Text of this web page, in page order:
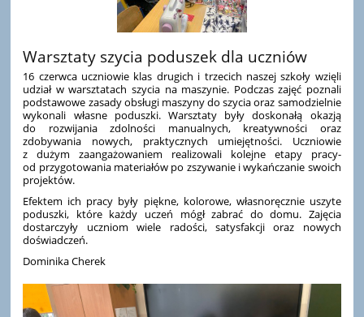
Warsztaty szycia poduszek dla uczniów
16 czerwca uczniowie klas drugich i trzecich naszej szkoły wzięli
udział w warsztatach szycia na maszynie. Podczas zajęć poznali
podstawowe zasady obsługi maszyny do szycia oraz samodzielnie
wykonali własne poduszki. Warsztaty były doskonałą okazją
do rozwijania zdolności manualnych, kreatywności oraz
zdobywania nowych, praktycznych umiejętności. Uczniowie
z dużym zaangażowaniem realizowali kolejne etapy pracy-
od przygotowania materiałów po zszywanie i wykańczanie swoich
projektów.
Efektem ich pracy były piękne, kolorowe, własnoręcznie uszyte
poduszki, które każdy uczeń mógł zabrać do domu. Zajęcia
dostarczyły uczniom wiele radości, satysfakcji oraz nowych
doświadczeń.
Dominika Cherek